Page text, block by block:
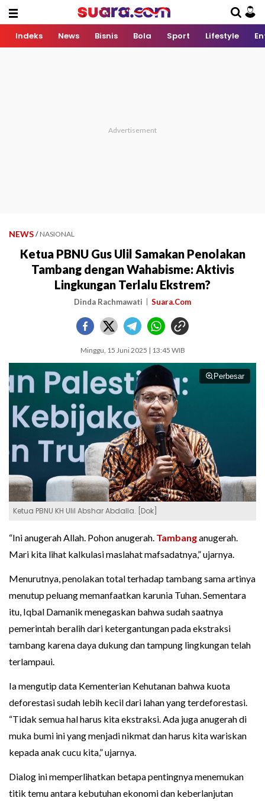
Indeks News Bisnis Bola Sport Lifestyle
NEWS / NASIONAL
Ketua PBNU Gus Ulil Samakan Penolakan
Tambang dengan Wahabisme: Aktivis
Lingkungan Terlalu Ekstrem?
Dinda Rachmawati Suara.Com
Minggu, 15 Juni 2025 | 13:45 WIB
Perbesar
Ketua PBNU KH Ulil Abshar Abdalla. [Dok]
“Ini anugerah Allah. Pohon anugerah. Tambanganugerah.
Mari kita lihat kalkulasi maslahat mafsadatnya,” ujarnya.
Menurutnya, penolakan total terhadap tambang sama artinya
menutup peluang memanfaatkan karunia Tuhan. Sementara
itu, Iqbal Damanik menegaskan bahwa sudah saatnya
pemerintah beralih dari ketergantungan pada ekstraksi
tambang karena daya dukung dan tampung lingkungan telah
terlampaui.
Ia mengutip data Kementerian Kehutanan bahwa kuota
deforestasi sudah lebih kecil dari lahan yang terdeforestasi.
“Tidak semua hal harus kita ekstraksi. Ada juga anugerah di
muka bumi ini yang menjadi nikmat dan harus kita wariskan
kepada anak cucu kita,” ujarnya.
Dialog ini memperlihatkan betapa pentingnya menemukan
titik temu antara kebutuhan ekonomi dan keberlanjutan